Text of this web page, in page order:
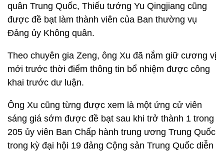
quân Trung Quốc, Thiếu tướng Yu Qingjiang cũng
được đề bạt làm thành viên của Ban thường vụ
Đảng ủy Không quân.
Theo chuyên gia Zeng, ông Xu đã nắm giữ cương vị
mới trước thời điểm thông tin bổ nhiệm được công
khai trước dư luận.
Ông Xu cũng từng được xem là một ứng cử viên
sáng giá sớm được đề bạt sau khi trở thành 1 trong
205 ủy viên Ban Chấp hành trung ương Trung Quốc
trong kỳ đại hội 19 đảng Cộng sản Trung Quốc diễn